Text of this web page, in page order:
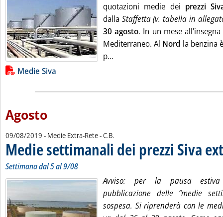
quotazioni medie dei prezzi
dalla Staffetta (v. tabella in
30 agosto. In un mese
Mediterraneo. Al Nord la benzina
p...
Lista allegati PDF alla notizia
Medie Siva
Agosto
09/08/2019 - Medie Extra-Rete -di:
C.B.
Medie settimanali dei prezzi Siva
Settimana dal 5 al 9/08
Avviso: per la pausa
pubblicazione delle “medie
sospesa. Si riprenderà con le